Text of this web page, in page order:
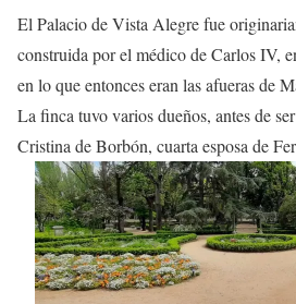
El Palacio de Vista Alegre fue
construida por el médico de Carlos IV,
en lo que entonces eran las afueras de
La finca tuvo varios dueños, antes de
Cristina de Borbón, cuarta esposa de